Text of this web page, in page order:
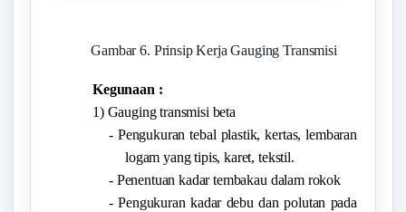
Gambar 6. Prinsip Kerja Gauging Transmisi
Kegunaan :
1) Gauging transmisi beta
- Pengukuran tebal plastik, kertas, lembaran
logam yang tipis, karet, tekstil.
- Penentuan kadar tembakau dalam rokok
- Pengukuran kadar debu dan polutan pada